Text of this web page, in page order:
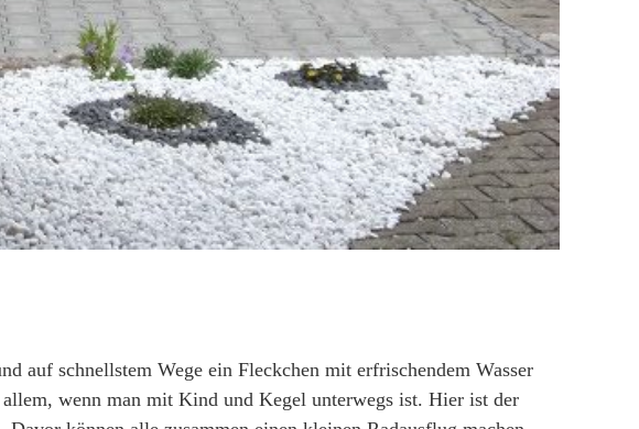
auf schnellstem Wege ein Fleckchen mit erfrischendem Wasser
wenn man mit Kind und Kegel unterwegs ist. Hier ist der